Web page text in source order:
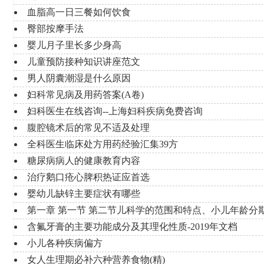
血脂高一日三餐如何饮食
臀部按摩手法
婴儿月子里长多少身高
儿童预防接种知识讲座范文
男人阴囊潮湿是什么原因
妇科常见病及用药答案(A卷)
妇科医生在线咨询--上海妇科疾病免费咨询
腹腔镜术后的常见不适及处理
全科医生临床处方用药经验汇集39方
糖尿病病人的健康教育内容
治疗鹅口疮心脾积热证应首选
婴幼儿缺锌主要症状有哪些
第一章 第一节 第二节儿科学的范围和特点、小儿年龄分
含氟牙膏的主要功能成分及其理化性质-2019年文档
小儿各种疾病偏方
女人生理期必补六种营养食物(精)